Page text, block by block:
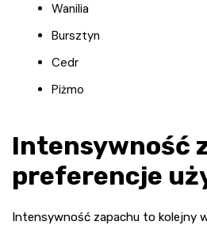
Wanilia
Bursztyn
Cedr
Piżmo
Intensywność
preferencje
Intensywność zapachu to kolejny